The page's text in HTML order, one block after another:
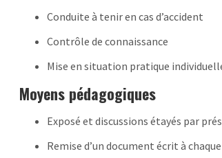
Conduite à tenir en cas d’accident
Contrôle de connaissance
Mise en situation pratique
Moyens pédagogiques
Exposé et discussions étayés par
Remise d’un document écrit à